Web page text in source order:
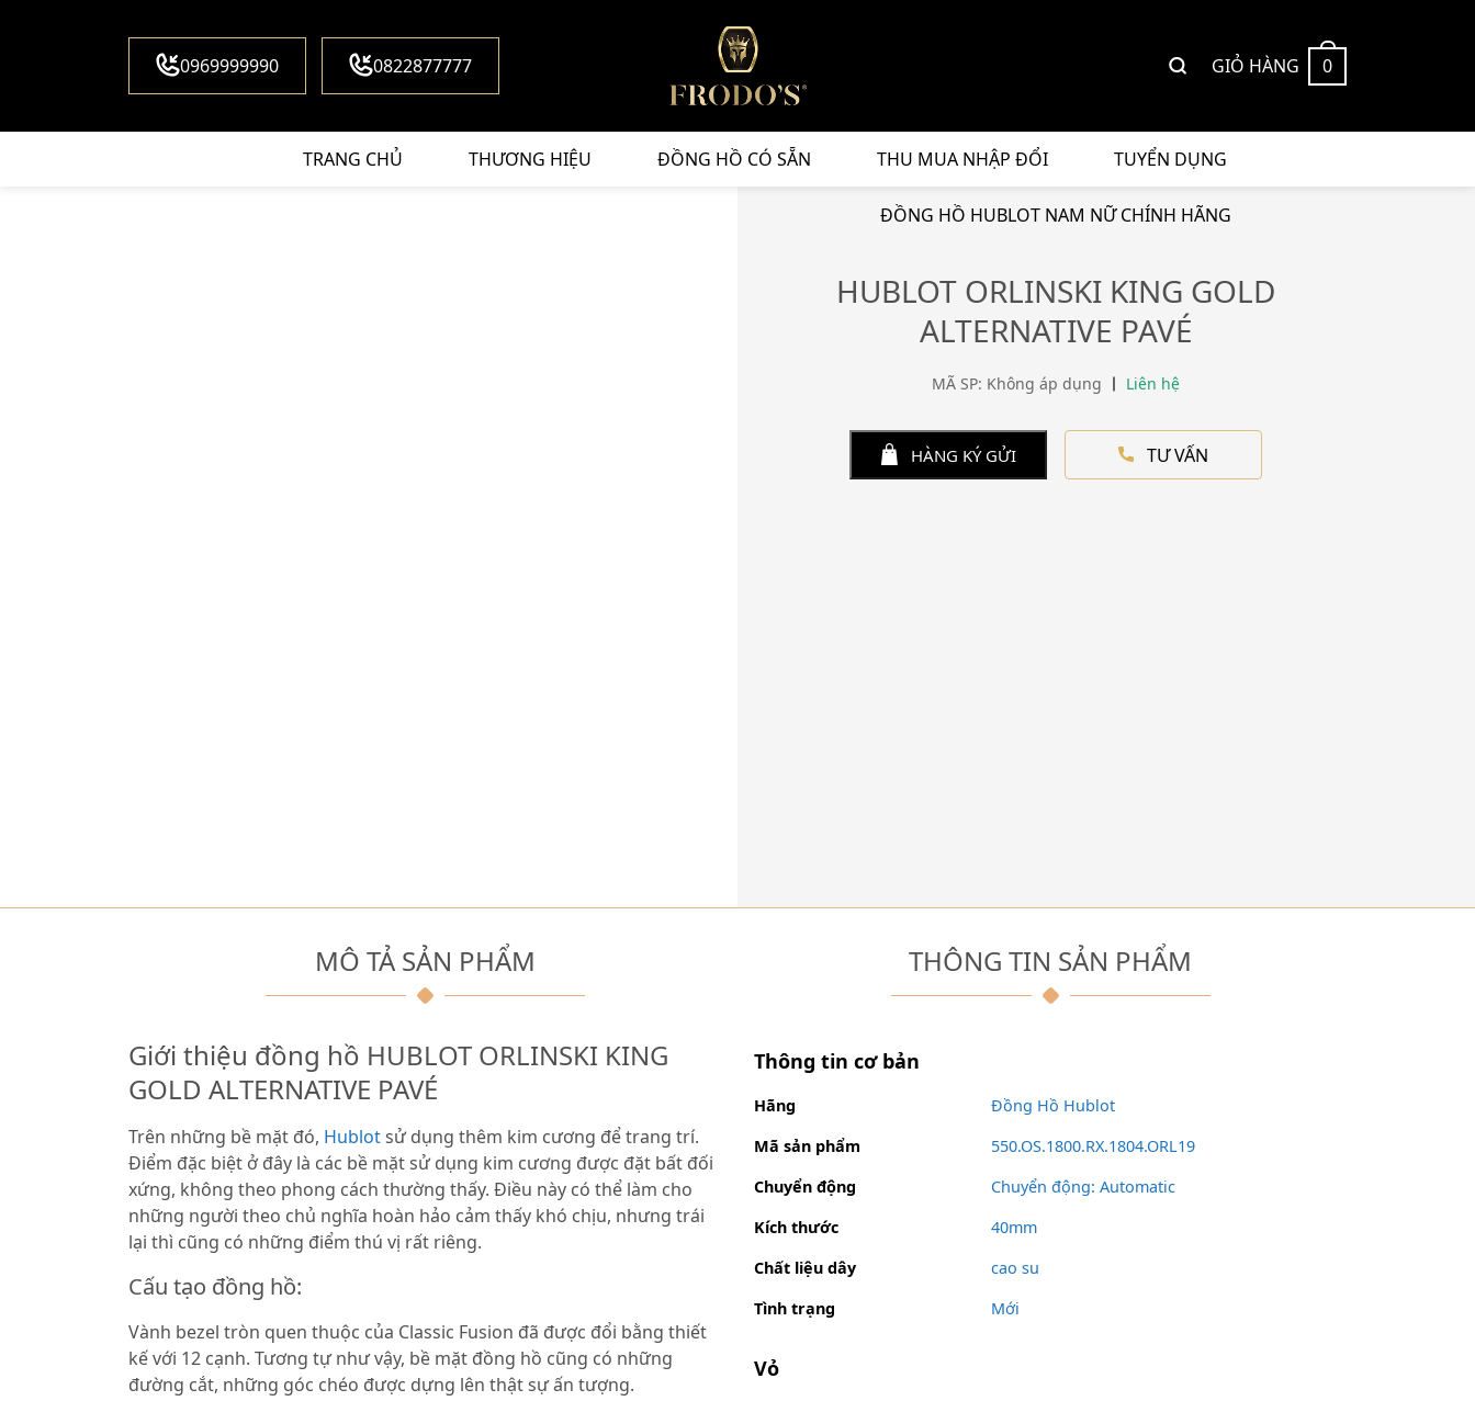
0969999990 0822877777 GIỎ HÀNG 0
TRANG CHỦ THƯƠNG HIỆU ĐỒNG HỒ CÓ SẴN THU MUA NHẬP ĐỔI TUYỂN DỤNG
ĐỒNG HỒ HUBLOT NAM NỮ CHÍNH HÃNG
HUBLOT ORLINSKI KING GOLD
ALTERNATIVE PAVÉ
MÃ SP: Không áp dụng Liên hệ
HÀNG KÝ GỬI TƯ VẤN
MÔ TẢ SẢN PHẨM
Giới thiệu đồng hồ HUBLOT ORLINSKI KING
GOLD ALTERNATIVE PAVÉ
Trên những bề mặt đó, Hublotsử dụng thêm kim cương để trang trí.
Điểm đặc biệt ở đây là các bề mặt sử dụng kim cương được đặt bất đối
xứng, không theo phong cách thường thấy. Điều này có thể làm cho
những người theo chủ nghĩa hoàn hảo cảm thấy khó chịu, nhưng trái
lại thì cũng có những điểm thú vị rất riêng.
Cấu tạo đồng hồ:
Vành bezel tròn quen thuộc của Classic Fusion đã được đổi bằng thiết
kế với 12 cạnh. Tương tự như vậy, bề mặt đồng hồ cũng có những
đường cắt, những góc chéo được dựng lên thật sự ấn tượng.
THÔNG TIN SẢN PHẨM
Thông tin cơ bản
Hãng
Đồng Hồ Hublot
Mã sản phẩm
550.OS.1800.RX.1804.ORL19
Chuyển động
Chuyển động: Automatic
Kích thước
40mm
Chất liệu dây
cao su
Tình trạng
Mới
Vỏ